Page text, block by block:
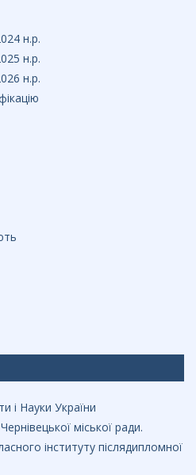
н.р.
н.р.
н.р.
і Науки України
міської ради.
інституту післядипломної